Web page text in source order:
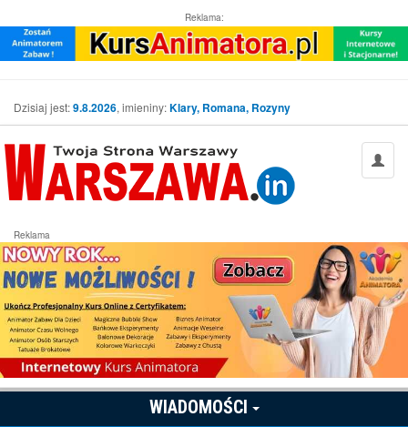
Reklama:
Dzisiaj jest:9.8.2026, imieniny:Klary, Romana, Rozyny
Reklama
WIADOMOŚCI